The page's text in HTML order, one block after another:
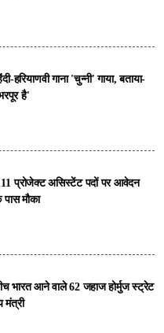
हरियाणवी गाना 'चुन्नी' गाया, बताया-
है'
प्रोजेक्ट असिस्टेंट पदों पर आवेदन
मौका
भारत आने वाले 62 जहाज होर्मुज स्ट्रेट
मंत्री